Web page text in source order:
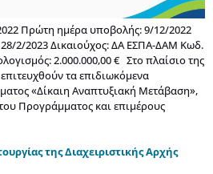
Πρώτη ημέρα υποβολής: 9/12/2022
2/2023 Δικαιούχος: ΔΑ ΕΣΠΑ-ΔΑΜ Κωδ.
2.000.000,00 € Στο πλαίσιο της
τα επιδιωκόμενα
«Δίκαιη Αναπτυξιακή Μετάβαση»,
Προγράμματος και επιμέρους
της Διαχειριστικής Αρχής